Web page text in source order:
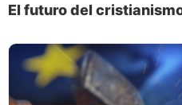
El futuro del